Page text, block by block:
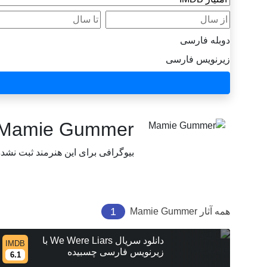
از سال
تا سال
دوبله فارسی
زیرنویس فارسی
Gummer
بیوگرافی برای این هنرمند ثبت
همه آثار Mamie Gummer
1
دانلود سریال We Were Liars با
زیرنویس فارسی چسبیده
IMDB
6.1